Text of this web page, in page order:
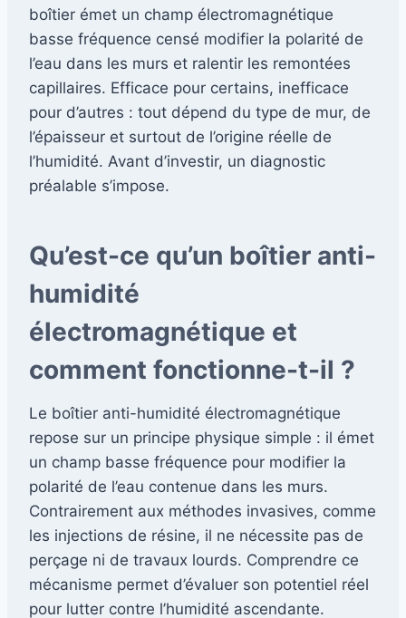
boîtier émet un champ électromagnétique
basse fréquence censé modifier la polarité de
l’eau dans les murs et ralentir les remontées
capillaires. Efficace pour certains, inefficace
pour d’autres : tout dépend du type de mur, de
l’épaisseur et surtout de l’origine réelle de
l’humidité. Avant d’investir, un diagnostic
préalable s’impose.
Qu’est-ce qu’un boîtier anti-
humidité
électromagnétique et
comment fonctionne-t-il ?
Le boîtier anti-humidité électromagnétique
repose sur un principe physique simple : il émet
un champ basse fréquence pour modifier la
polarité de l’eau contenue dans les murs.
Contrairement aux méthodes invasives, comme
les injections de résine, il ne nécessite pas de
perçage ni de travaux lourds. Comprendre ce
mécanisme permet d’évaluer son potentiel réel
pour lutter contre l’humidité ascendante.